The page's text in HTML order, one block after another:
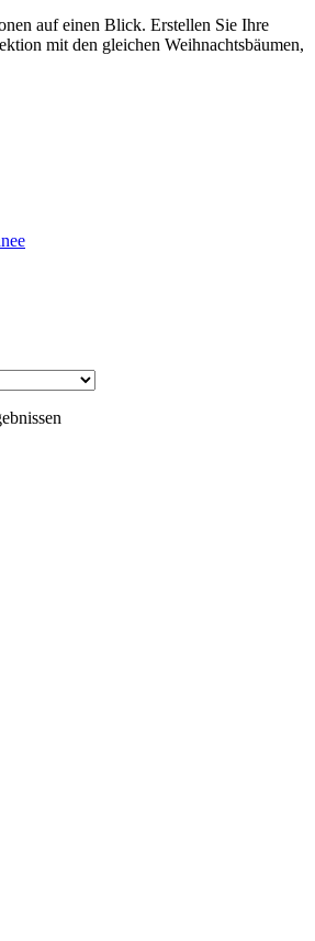
auf einen Blick. Erstellen Sie Ihre
mit den gleichen Weihnachtsbäumen,